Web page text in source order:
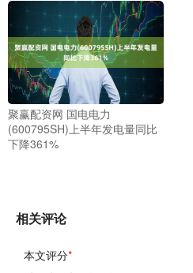
聚赢配资网 国电电力
(600795SH)上半年发电量同比
下降361%
相关评论
本文评分*